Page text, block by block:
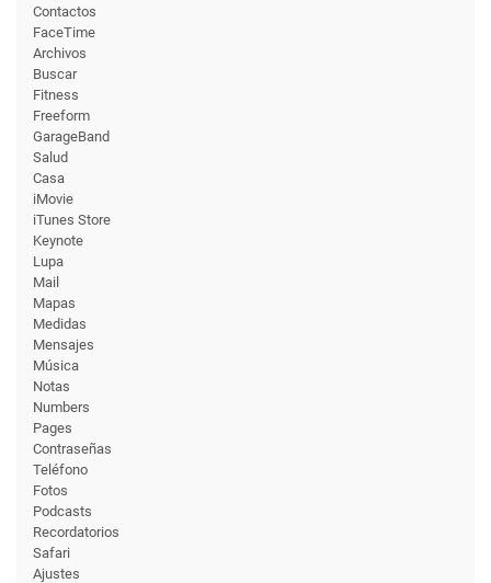
Contactos
FaceTime
Archivos
Buscar
Fitness
Freeform
GarageBand
Salud
Casa
iMovie
iTunes Store
Keynote
Lupa
Mail
Mapas
Medidas
Mensajes
Música
Notas
Numbers
Pages
Contraseñas
Teléfono
Fotos
Podcasts
Recordatorios
Safari
Ajustes